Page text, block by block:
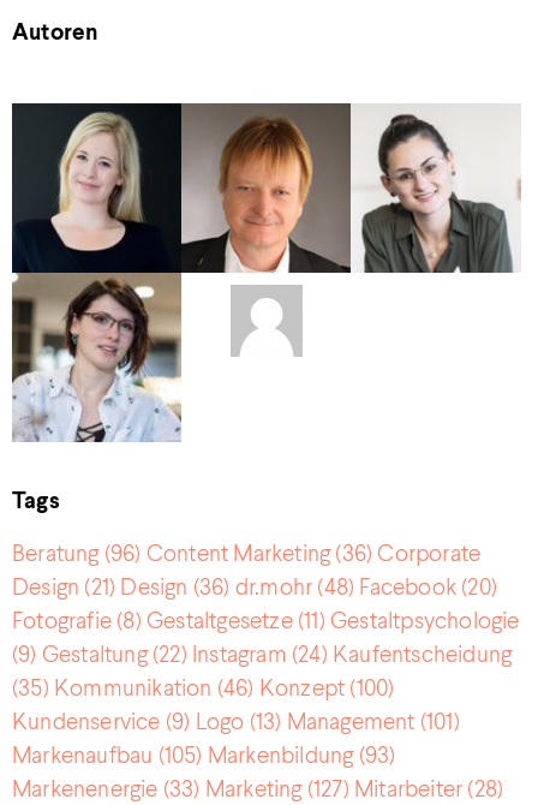
Autoren
Tags
Beratung(96) Content Marketing(36) Corporate
Design (21) Design (36) dr.mohr (48) Facebook (20)
Fotografie (8) Gestaltgesetze(11) Gestaltpsychologie
(9) Gestaltung(22) Instagram (24) Kaufentscheidung
(35) Kommunikation (46) Konzept (100)
Kundenservice (9) Logo (13) Management (101)
Markenaufbau (105) Markenbildung(93)
Markenenergie (33) Marketing(127) Mitarbeiter (28)